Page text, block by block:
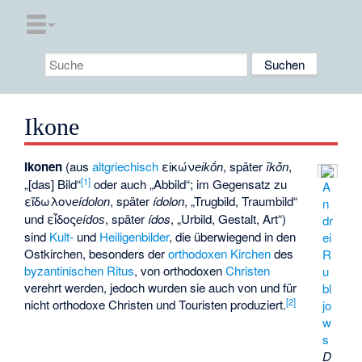
Ikone
A
n
dr
ei
R
u
bl
jo
w
s
D
Ikonen (ausaltgriechisch εἰκώνeikṓn, späterīkṓn,
„[das] Bild“[1] oder auch „Abbild“; im Gegensatz zu
εἴδωλονeídolon, späterídolon, „Trugbild, Traumbild“
und εἶδοςeídos, späterídos, „Urbild, Gestalt, Art“)
sind Kult- und Heiligenbilder, die überwiegend in den
Ostkirchen, besonders derorthodoxen Kirchendes
byzantinischen Ritus, von orthodoxenChristen
verehrt werden, jedoch wurden sie auch von und für
nicht orthodoxe Christen und Touristen produziert.[2]